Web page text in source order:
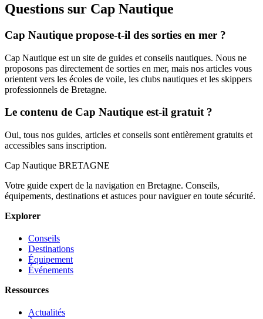
Questions sur Cap Nautique
Cap Nautique propose-t-il des sorties en mer ?
Cap Nautique est un site de guides et conseils nautiques. Nous ne
proposons pas directement de sorties en mer, mais nos articles vous
orientent vers les écoles de voile, les clubs nautiques et les skippers
professionnels de Bretagne.
Le contenu de Cap Nautique est-il gratuit ?
Oui, tous nos guides, articles et conseils sont entièrement gratuits et
accessibles sans inscription.
Cap Nautique BRETAGNE
Votre guide expert de la navigation en Bretagne. Conseils,
équipements, destinations et astuces pour naviguer en toute sécurité.
Explorer
Conseils
Destinations
Équipement
Événements
Ressources
Actualités